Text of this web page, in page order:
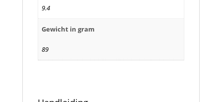
9.4
Gewicht in gram
89